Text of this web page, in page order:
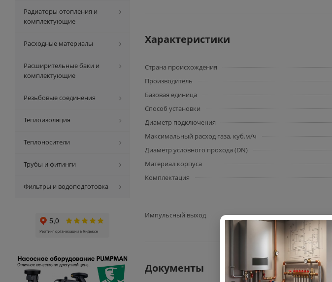
Характеристики
Страна происхождения
Производитель
Базовая единица
Способ установки
Диаметр подключения
Максимальный расход газа, куб.м/ч
Диаметр условного прохода (DN)
Материал корпуса
Комплектация
Импульсный выход
Документы
Радиаторы отопления и
комплектующие
Расходные материалы
Расширительные баки и
комплектующие
Резьбовые соединения
Теплоизоляция
Теплоносители
Трубы и фитинги
Фильтры и водоподготовка